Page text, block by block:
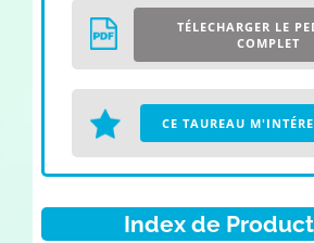
TÉLECHARGER LE
COMPLET
CE TAUREAU
Index de